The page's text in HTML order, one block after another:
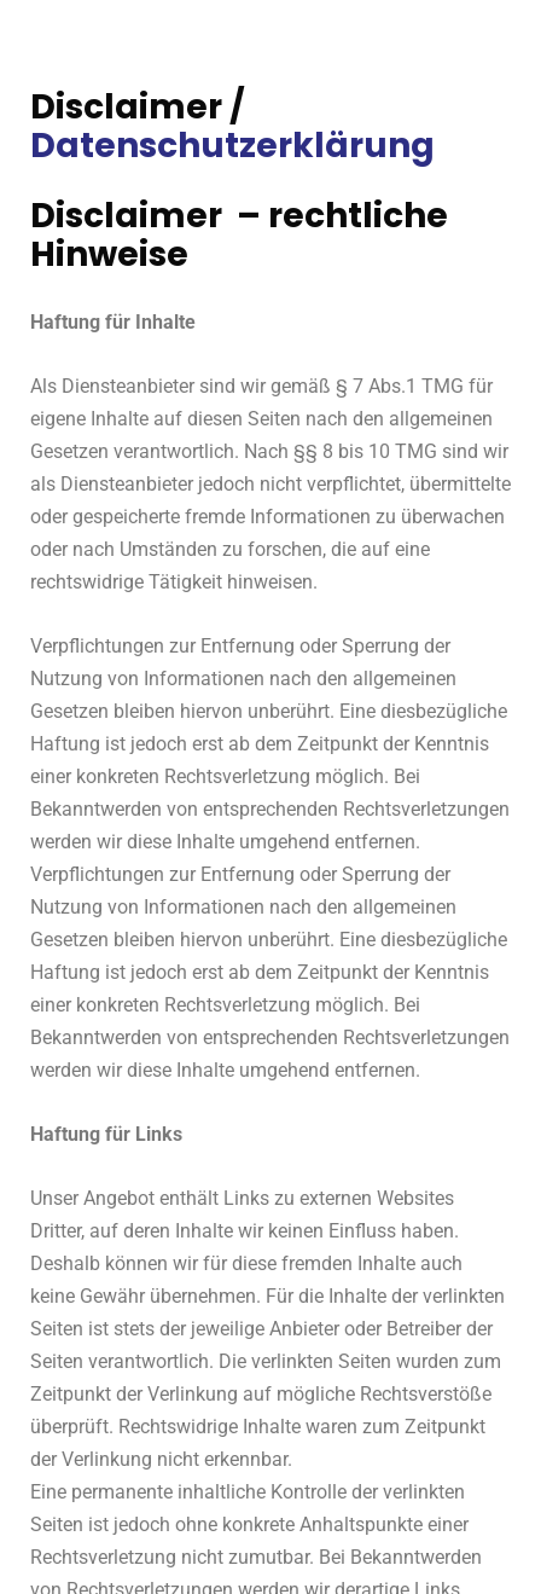
Disclaimer /
Datenschutzerklärung
Disclaimer – rechtliche
Hinweise
Haftung für Inhalte
Als Diensteanbieter sind wir gemäß § 7 Abs.1 TMG für
eigene Inhalte auf diesen Seiten nach den allgemeinen
Gesetzen verantwortlich. Nach §§ 8 bis 10 TMG sind wir
als Diensteanbieter jedoch nicht verpflichtet, übermittelte
oder gespeicherte fremde Informationen zu überwachen
oder nach Umständen zu forschen, die auf eine
rechtswidrige Tätigkeit hinweisen.
Verpflichtungen zur Entfernung oder Sperrung der
Nutzung von Informationen nach den allgemeinen
Gesetzen bleiben hiervon unberührt. Eine diesbezügliche
Haftung ist jedoch erst ab dem Zeitpunkt der Kenntnis
einer konkreten Rechtsverletzung möglich. Bei
Bekanntwerden von entsprechenden Rechtsverletzungen
werden wir diese Inhalte umgehend entfernen.
Verpflichtungen zur Entfernung oder Sperrung der
Nutzung von Informationen nach den allgemeinen
Gesetzen bleiben hiervon unberührt. Eine diesbezügliche
Haftung ist jedoch erst ab dem Zeitpunkt der Kenntnis
einer konkreten Rechtsverletzung möglich. Bei
Bekanntwerden von entsprechenden Rechtsverletzungen
werden wir diese Inhalte umgehend entfernen.
Haftung für Links
Unser Angebot enthält Links zu externen Websites
Dritter, auf deren Inhalte wir keinen Einfluss haben.
Deshalb können wir für diese fremden Inhalte auch
keine Gewähr übernehmen. Für die Inhalte der verlinkten
Seiten ist stets der jeweilige Anbieter oder Betreiber der
Seiten verantwortlich. Die verlinkten Seiten wurden zum
Zeitpunkt der Verlinkung auf mögliche Rechtsverstöße
überprüft. Rechtswidrige Inhalte waren zum Zeitpunkt
der Verlinkung nicht erkennbar.
Eine permanente inhaltliche Kontrolle der verlinkten
Seiten ist jedoch ohne konkrete Anhaltspunkte einer
Rechtsverletzung nicht zumutbar. Bei Bekanntwerden